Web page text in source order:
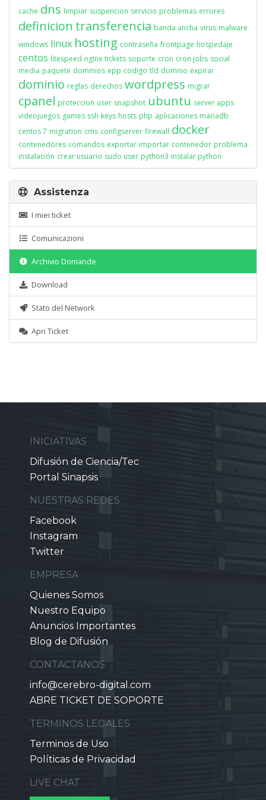
cache dns limpiar suspencion servicio problemas errores
definicion transferencia banda ancha virus malware
windows linux hosting contraseña frontpage hospedaje
centos litespeed nginx tickets soporte cron cron jobs social
media paquete dominios epp codigo tld domnio expirar
dominio reglas derechos wordpress migrar
cpanel proteccion user snapshot ubuntu server apps
videojuegos games ssh keys hosts php aplicaciones mariadb
centos 7 migration cms configserver firewall docker
contenedores comandos exportar importar contenedor problema
instalación crear usuario sudo user python3 instalar python
Assistenza
I miei ticket
Comunicazioni
Archivio Domande
Download
Stato del Network
Apri Ticket
INICIATIVAS
Difusión de Ciencia/Tec
Portal Sinapsis
NUESTRAS REDES
Facebook
Instagram
Twitter
EMPRESA
Quienes Somos
Nuestro Equipo
Anuncios Importantes
Blog de Difusión
CONTACTANOS
info@cerebro-digital.com
ABRE TICKET DE SOPORTE
TERMINOS LEGALES
Terminos de Uso
Políticas de Privacidad
LIVE CHAT